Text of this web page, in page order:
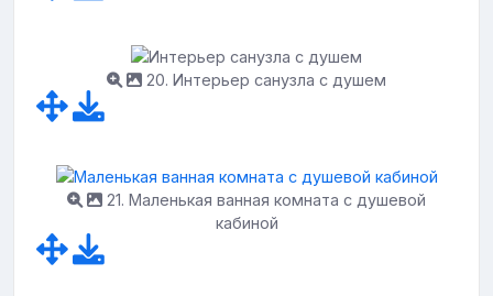
20. Интерьер санузла с душем
21. Маленькая ванная комната с душевой
кабиной